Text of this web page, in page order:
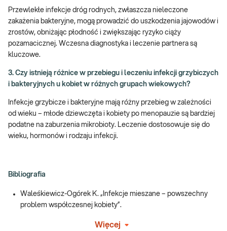
Przewlekłe infekcje dróg rodnych, zwłaszcza nieleczone
zakażenia bakteryjne, mogą prowadzić do uszkodzenia jajowodów i
zrostów, obniżając płodność i zwiększając ryzyko ciąży
pozamacicznej. Wczesna diagnostyka i leczenie partnera są
kluczowe.
3. Czy istnieją różnice w przebiegu i leczeniu infekcji grzybiczych
i bakteryjnych u kobiet w różnych grupach wiekowych?
Infekcje grzybicze i bakteryjne mają różny przebieg w zależności
od wieku – młode dziewczęta i kobiety po menopauzie są bardziej
podatne na zaburzenia mikrobioty. Leczenie dostosowuje się do
wieku, hormonów i rodzaju infekcji.
Bibliografia
Waleśkiewicz-Ogórek K. „Infekcje mieszane – powszechny
problem współczesnej kobiety”.
Więcej